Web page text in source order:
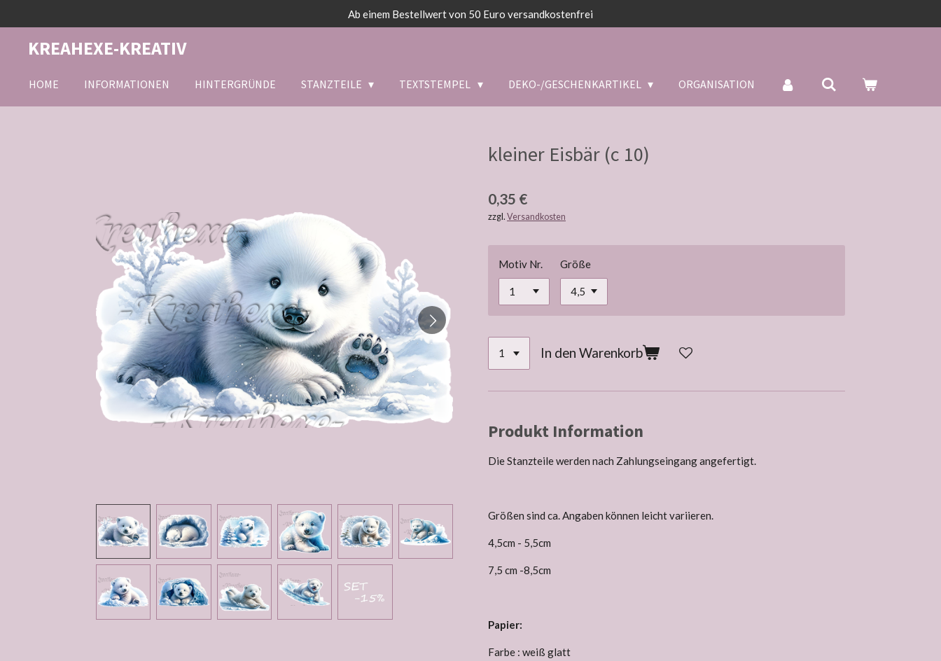
Hauptinhalt
springen
Ab einem Bestellwert von 50 Euro versandkostenfrei
KREAHEXE-KREATIV
HOME INFORMATIONEN HINTERGRÜNDE STANZTEILE TEXTSTEMPEL DEKO-/GESCHENKARTIKEL ORGANISATION
kleiner Eisbär (c 10)
0,35 €
zzgl. Versandkosten
Motiv Nr. Größe
In den Warenkorb
Produkt Information
Die Stanzteile werden nach Zahlungseingang angefertigt.
Größen sind ca. Angaben können leicht variieren.
4,5cm - 5,5cm
7,5 cm -8,5cm
Papier:
Farbe : weiß glatt